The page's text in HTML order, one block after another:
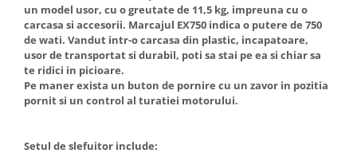
Suflante cu aer cald
Scari metalice
Strungurii
Scule cu acumulator
Truse de scule
Masini de spalat vase incorporabile
Masini de spalat vase
independente
Masini de spalat rufe
Masini de spalat rufe frontale
Masini de spalat rufe verticale
Masini de spalat rufe cu uscator
un model usor, cu o greutate de 11,5 kg, impreuna cu o
carcasa si accesorii. Marcajul EX750 indica o putere de 750
de wati. Vandut intr-o carcasa din plastic, incapatoare,
usor de transportat si durabil, poti sa stai pe ea si chiar sa
te ridici in picioare.
Pe maner exista un buton de pornire cu un zavor in pozitia
pornit si un control al turatiei motorului.
Setul de slefuitor include: